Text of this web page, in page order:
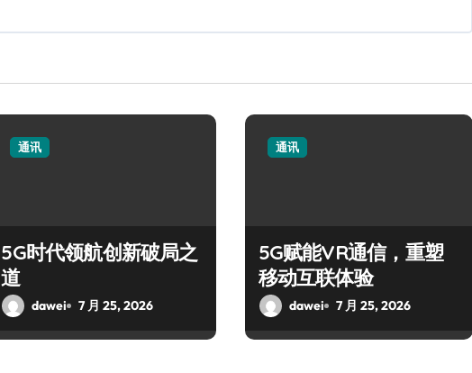
通讯
5G时代领航创新破局之
道
dawei 7 月 25, 2026
通讯
5G赋能VR通信，重塑
移动互联体验
dawei 7 月 25, 2026